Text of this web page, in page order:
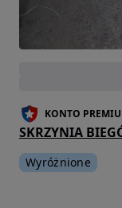
KONTO
Wyróżnione